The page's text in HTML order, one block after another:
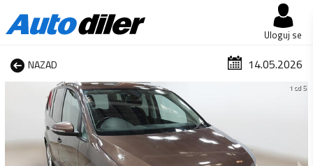
Uloguj se
NAZAD 14.05.2026
1 od 5